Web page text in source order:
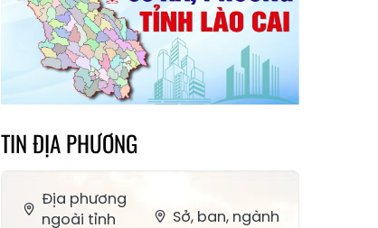
TIN ĐỊA PHƯƠNG
Địa phương
ngoài tỉnh
Sở, ban, ngành